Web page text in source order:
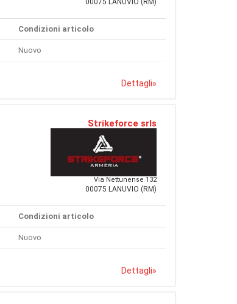
00075 LANUVIO (RM)
Condizioni articolo
Nuovo
Dettagli»
Strikeforce srls
Via Nettunense 132
00075 LANUVIO (RM)
Condizioni articolo
Nuovo
Dettagli»